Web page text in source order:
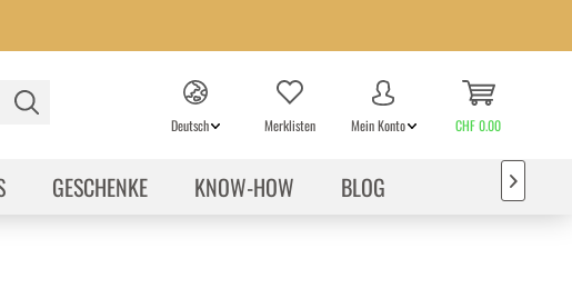
Deutsch Merklisten Mein Konto CHF 0.00
GESCHENKE KNOW-HOW BLOG 